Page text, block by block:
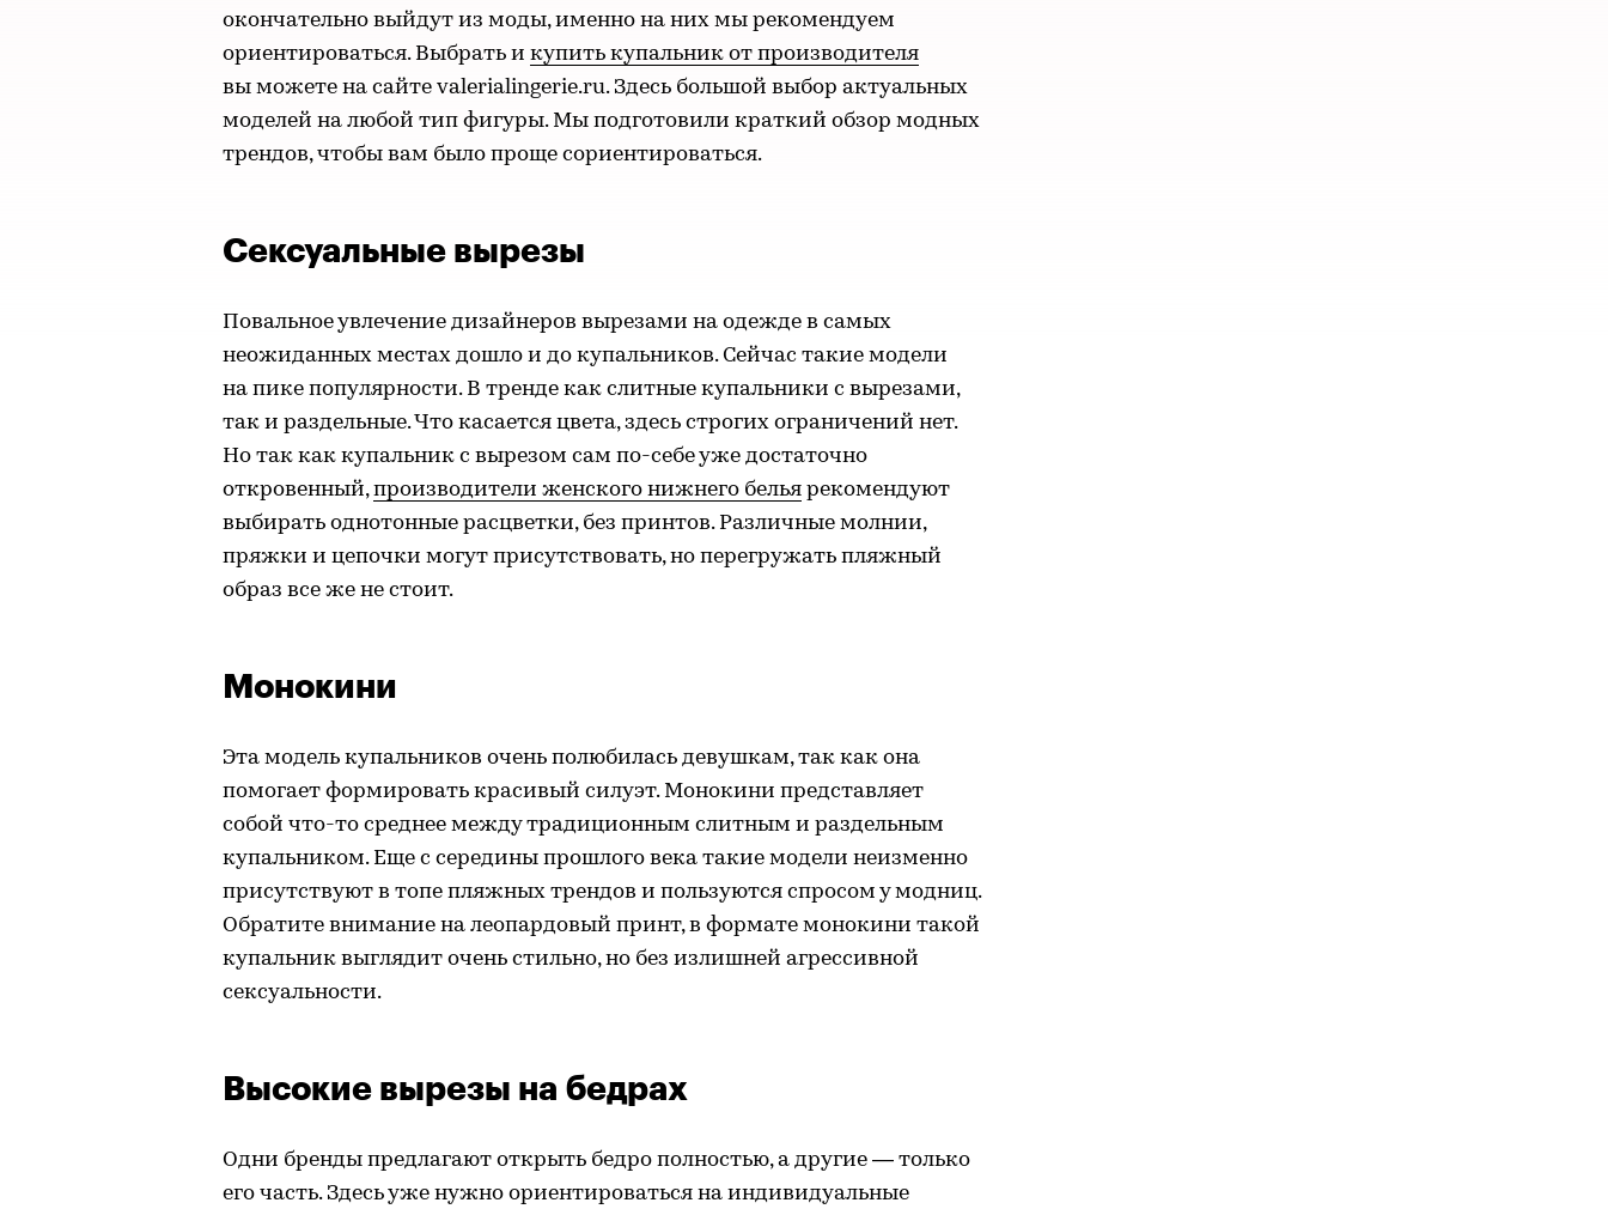
окончательно выйдут из моды, именно на них мы рекомендуем
ориентироваться. Выбрать и купить купальник от производителя
вы можете на сайте valerialingerie.ru. Здесь большой выбор актуальных
моделей на любой тип фигуры. Мы подготовили краткий обзор модных
трендов, чтобы вам было проще сориентироваться.
Сексуальные вырезы
Повальное увлечение дизайнеров вырезами на одежде в самых
неожиданных местах дошло и до купальников. Сейчас такие модели
на пике популярности. В тренде как слитные купальники с вырезами,
так и раздельные. Что касается цвета, здесь строгих ограничений нет.
Но так как купальник с вырезом сам по-себе уже достаточно
откровенный,производители женского нижнего белья рекомендуют
выбирать однотонные расцветки, без принтов. Различные молнии,
пряжки и цепочки могут присутствовать, но перегружать пляжный
образ все же не стоит.
Монокини
Эта модель купальников очень полюбилась девушкам, так как она
помогает формировать красивый силуэт. Монокини представляет
собой что-то среднее между традиционным слитным и раздельным
купальником. Еще с середины прошлого века такие модели неизменно
присутствуют в топе пляжных трендов и пользуются спросом у модниц.
Обратите внимание на леопардовый принт, в формате монокини такой
купальник выглядит очень стильно, но без излишней агрессивной
сексуальности.
Высокие вырезы на бедрах
Одни бренды предлагают открыть бедро полностью, а другие — только
его часть. Здесь уже нужно ориентироваться на индивидуальные